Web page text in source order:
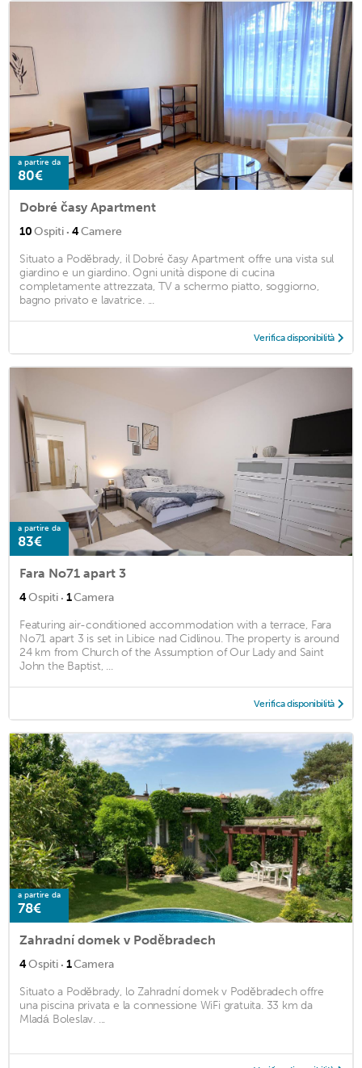
a partire da
80€
Dobré časy Apartment
10Ospiti · 4Camere
Situato a Poděbrady, il Dobré časy Apartment offre una vista sul
giardino e un giardino. Ogni unità dispone di cucina
completamente attrezzata, TV a schermo piatto, soggiorno,
bagno privato e lavatrice. ...
Verifica disponibilità
a partire da
83€
Fara No71 apart 3
4Ospiti · 1Camera
Featuring air-conditioned accommodation with a terrace, Fara
No71 apart 3 is set in Libice nad Cidlinou. The property is around
24 km from Church of the Assumption of Our Lady and Saint
John the Baptist, ...
Verifica disponibilità
a partire da
78€
Zahradní domek v Poděbradech
4Ospiti · 1Camera
Situato a Poděbrady, lo Zahradní domek v Poděbradech offre
una piscina privata e la connessione WiFi gratuita. 33 km da
Mladá Boleslav. ...